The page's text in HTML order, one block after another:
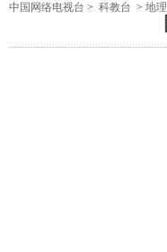
中国网络电视台 > 科教台 > 地